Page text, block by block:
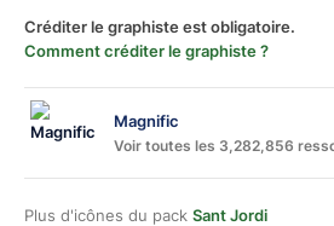
Créditer le graphiste est obligatoire.
Comment créditer le graphiste ?
Magnific
Voir toutes les 3,282,856
Plus d'icônes du pack Sant Jordi